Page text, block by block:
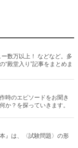
数万以上！ などなど。多
“殿堂入り”記事をまとめま
時のエピソードをお聞き
か？を探っていきます。
』は、〈試験問題〉の形